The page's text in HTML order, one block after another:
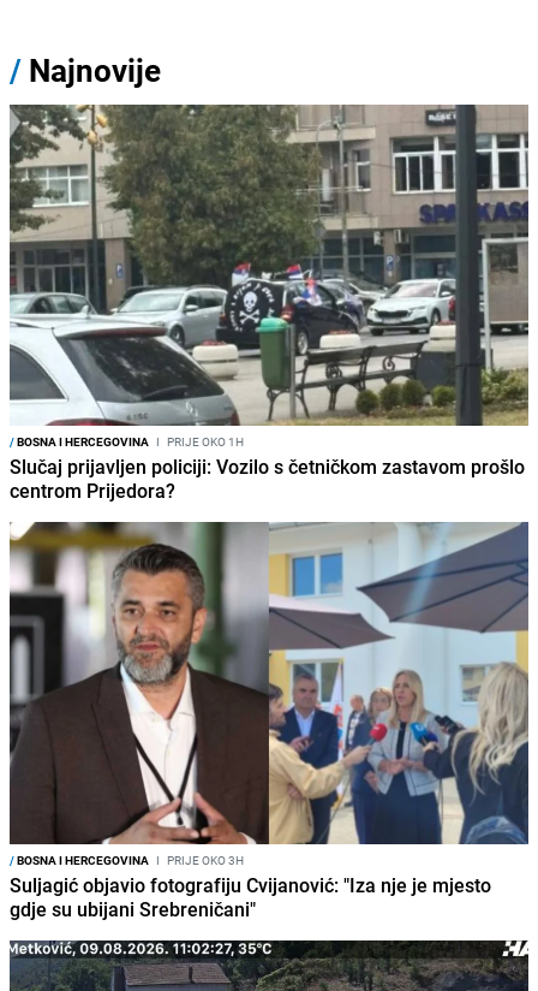
/ Najnovije
/BOSNA I HERCEGOVINA I PRIJE OKO 1H
Slučaj prijavljen policiji: Vozilo s četničkom zastavom prošlo
centrom Prijedora?
/BOSNA I HERCEGOVINA I PRIJE OKO 3H
Suljagić objavio fotografiju Cvijanović: "Iza nje je mjesto
gdje su ubijani Srebreničani"